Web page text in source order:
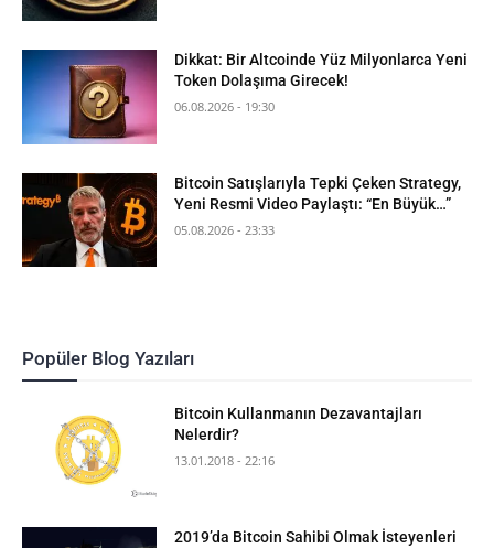
Dikkat: Bir Altcoinde Yüz Milyonlarca Yeni
Token Dolaşıma Girecek!
06.08.2026 - 19:30
Bitcoin Satışlarıyla Tepki Çeken Strategy,
Yeni Resmi Video Paylaştı: “En Büyük…”
05.08.2026 - 23:33
Popüler Blog Yazıları
Bitcoin Kullanmanın Dezavantajları
Nelerdir?
13.01.2018 - 22:16
2019’da Bitcoin Sahibi Olmak İsteyenleri